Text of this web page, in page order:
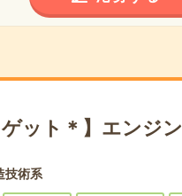
ゲット＊】エンジ
技術系